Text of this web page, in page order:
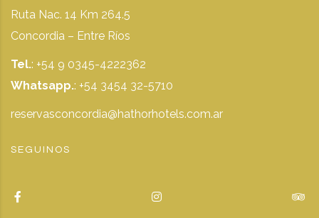
Ruta Nac. 14 Km 264.5
Concordia – Entre Ríos
Tel.: +54 9 0345-4222362
Whatsapp.: +54 3454 32-5710
reservasconcordia@hathorhotels.com.ar
SEGUINOS